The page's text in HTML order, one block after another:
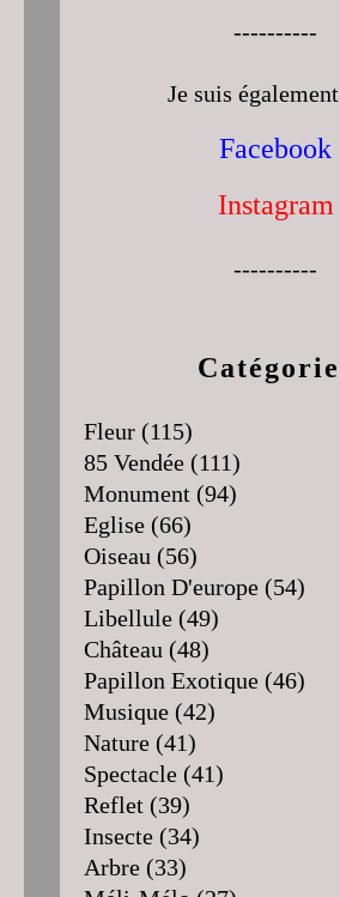
Fleur (115)
85 Vendée (111)
Monument (94)
Eglise (66)
Oiseau (56)
Papillon D'europe (54)
Libellule (49)
Château (48)
Papillon Exotique (46)
Musique (42)
Nature (41)
Spectacle (41)
Reflet (39)
Insecte (34)
Arbre (33)
----------
Je suis
Facebook
Instagram
----------